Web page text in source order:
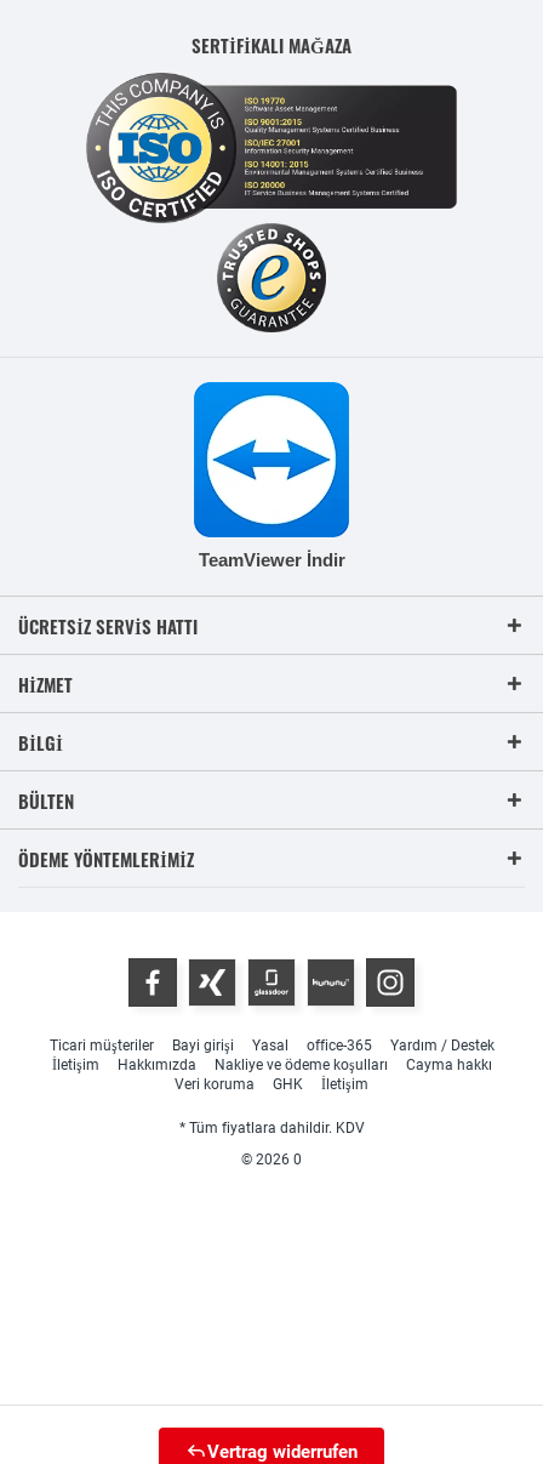
SERTİFİKALI MAĞAZA
TeamViewer İndir
ÜCRETSIZ SERVIS HATTI
HIZMET
BILGI
BÜLTEN
ÖDEME YÖNTEMLERIMIZ
Ticari müşteriler Bayi girişi Yasal office-365
Yardım / Destek
İletişim
Hakkımızda Nakliye ve ödeme koşulları
Cayma hakkı
Veri koruma
GHK İletişim
* Tüm fiyatlara dahildir. KDV
© 2026 0
Vertrag widerrufen